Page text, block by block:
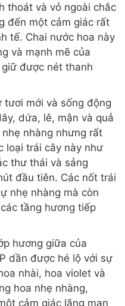
thoát và vỏ ngoài chắc
đến một cảm giác rất
tế. Chai nước hoa này
và mạnh mẽ của
được nét thanh
tươi mới và sống động
dứa, lê, mận và quả
nhàng nhưng rất
loại trái cây này như
thư thái và sảng
đầu tiên. Các nốt trái
nhẹ nhàng mà còn
tầng hương tiếp
hương giữa của
dần được hé lộ với sự
nhài, hoa violet và
hoa nhẹ nhàng,
cảm giác lãng mạn